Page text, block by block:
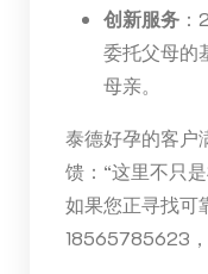
创新服务：
委托父母的
母亲。
泰德好孕的客户
馈：“这里不只
如果您正寻找可
18565785623，